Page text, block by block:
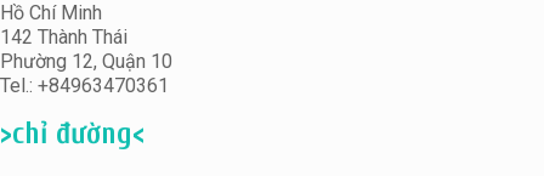
Hồ Chí Minh
142 Thành Thái
Phường 12, Quận 10
Tel.: +84963470361
>chỉ đường<